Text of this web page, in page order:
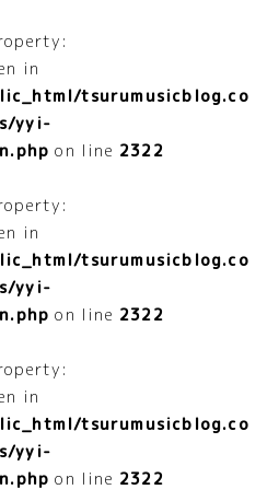
in
tsurumusicblog.co
yyi-
on line 2322
in
tsurumusicblog.co
yyi-
on line 2322
in
tsurumusicblog.co
yyi-
on line 2322